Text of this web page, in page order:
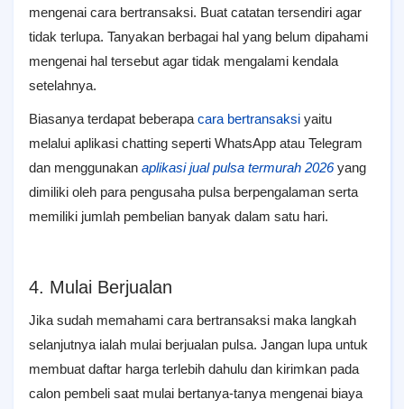
mengenai cara bertransaksi. Buat catatan tersendiri agar
tidak terlupa. Tanyakan berbagai hal yang belum dipahami
mengenai hal tersebut agar tidak mengalami kendala
setelahnya.
Biasanya terdapat beberapacara bertransaksi yaitu
melalui aplikasi chatting seperti WhatsApp atau Telegram
dan menggunakan aplikasi jual pulsa termurah 2026yang
dimiliki oleh para pengusaha pulsa berpengalaman serta
memiliki jumlah pembelian banyak dalam satu hari.
4. Mulai Berjualan
Jika sudah memahami cara bertransaksi maka langkah
selanjutnya ialah mulai berjualan pulsa. Jangan lupa untuk
membuat daftar harga terlebih dahulu dan kirimkan pada
calon pembeli saat mulai bertanya-tanya mengenai biaya